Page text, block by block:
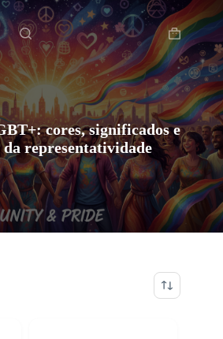
Carrinho
de
compras
cores, significados e
da representatividade